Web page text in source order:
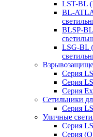
LST-BL
BL-
BLSP-
LSG-BL
Серия
Серия
Серия
Сетильники
Серия
Уличные
Серия
Серия